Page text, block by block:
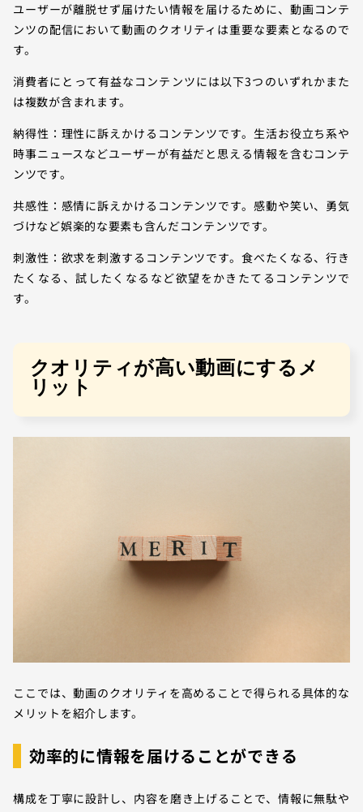
ユーザーが離脱せず届けたい情報を届けるために、動画コンテ
ンツの配信において動画のクオリティは重要な要素となるので
す。
消費者にとって有益なコンテンツには以下3つのいずれかまた
は複数が含まれます。
納得性：理性に訴えかけるコンテンツです。生活お役立ち系や
時事ニュースなどユーザーが有益だと思える情報を含むコンテ
ンツです。
共感性：感情に訴えかけるコンテンツです。感動や笑い、勇気
づけなど娯楽的な要素も含んだコンテンツです。
刺激性：欲求を刺激するコンテンツです。食べたくなる、行き
たくなる、試したくなるなど欲望をかきたてるコンテンツで
す。
クオリティが高い動画にするメ
リット
ここでは、動画のクオリティを高めることで得られる具体的な
メリットを紹介します。
効率的に情報を届けることができる
構成を丁寧に設計し、内容を磨き上げることで、情報に無駄や